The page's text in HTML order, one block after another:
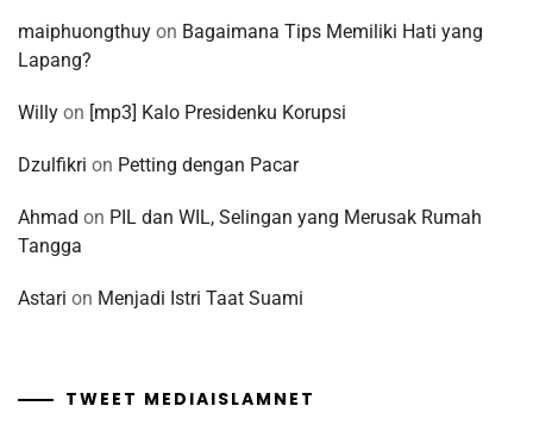
maiphuongthuy on Bagaimana Tips Memiliki Hati yang
Lapang?
Willy on [mp3] Kalo Presidenku Korupsi
Dzulfikri on Petting dengan Pacar
Ahmad on PIL dan WIL, Selingan yang Merusak Rumah
Tangga
Astari on Menjadi Istri Taat Suami
TWEET MEDIAISLAMNET